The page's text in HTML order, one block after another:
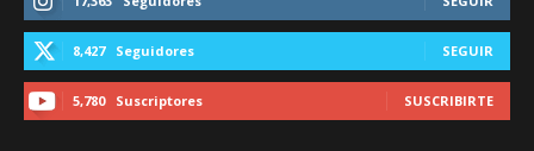
8,427 Seguidores SEGUIR
5,780 Suscriptores SUSCRIBIRTE